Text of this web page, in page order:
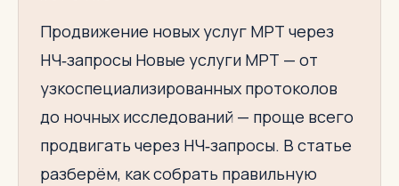
Продвижение новых услуг МРТ через
НЧ‑запросы Новые услуги МРТ — от
узкоспециализированных протоколов
до ночных исследований — проще всего
продвигать через НЧ‑запросы. В статье
разберём, как собрать правильную